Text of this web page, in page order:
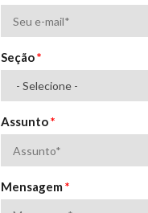
Seção*
Assunto*
Mensagem *